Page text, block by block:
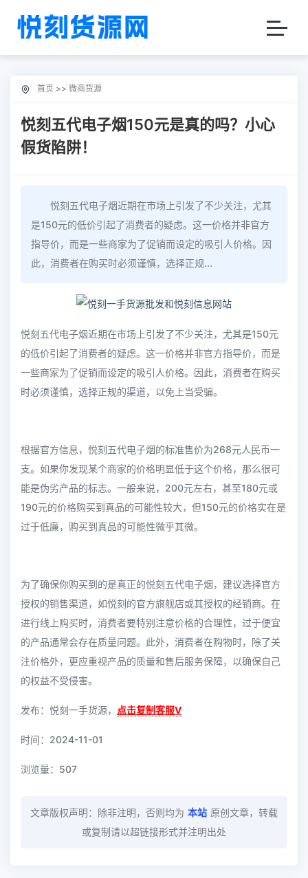
首页 >> 微商货源
悦刻五代电子烟150元是真的吗？小心
假货陷阱！
悦刻五代电子烟近期在市场上引发了不少关注，尤其
是150元的低价引起了消费者的疑虑。这一价格并非官方
指导价，而是一些商家为了促销而设定的吸引人价格。因
此，消费者在购买时必须谨慎，选择正规...
悦刻五代电子烟近期在市场上引发了不少关注，尤其是150元
的低价引起了消费者的疑虑。这一价格并非官方指导价，而是
一些商家为了促销而设定的吸引人价格。因此，消费者在购买
时必须谨慎，选择正规的渠道，以免上当受骗。
根据官方信息，悦刻五代电子烟的标准售价为268元人民币一
支。如果你发现某个商家的价格明显低于这个价格，那么很可
能是伪劣产品的标志。一般来说，200元左右，甚至180元或
190元的价格购买到真品的可能性较大，但150元的价格实在是
过于低廉，购买到真品的可能性微乎其微。
为了确保你购买到的是真正的悦刻五代电子烟，建议选择官方
授权的销售渠道，如悦刻的官方旗舰店或其授权的经销商。在
进行线上购买时，消费者要特别注意价格的合理性，过于便宜
的产品通常会存在质量问题。此外，消费者在购物时，除了关
注价格外，更应重视产品的质量和售后服务保障，以确保自己
的权益不受侵害。
发布：悦刻一手货源， 点击复制客服V
时间：2024-11-01
浏览量： 507
文章版权声明：除非注明，否则均为 本站 原创文章，转载
或复制请以超链接形式并注明出处